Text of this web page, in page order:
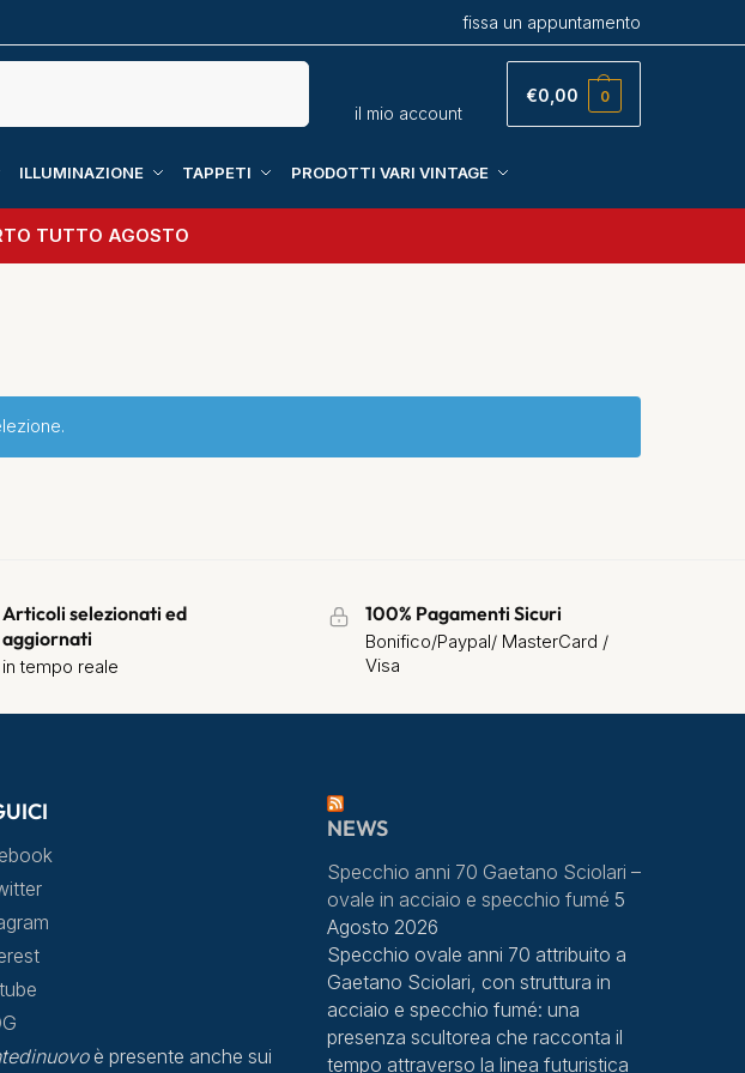
fissa un appuntamento
il mio account
€0,00 0
ILLUMINAZIONE TAPPETI PRODOTTI VARI VINTAGE
TUTTO AGOSTO
Articoli selezionati ed
aggiornati
in tempo reale
100% Pagamenti Sicuri
Bonifico/Paypal/ MasterCard /
Visa
è presente anche sui
NEWS
Specchio anni 70 Gaetano Sciolari –
ovale in acciaio e specchio fumé 5
Agosto 2026
Specchio ovale anni 70 attribuito a
Gaetano Sciolari, con struttura in
acciaio e specchio fumé: una
presenza scultorea che racconta il
tempo attraverso la linea futuristica